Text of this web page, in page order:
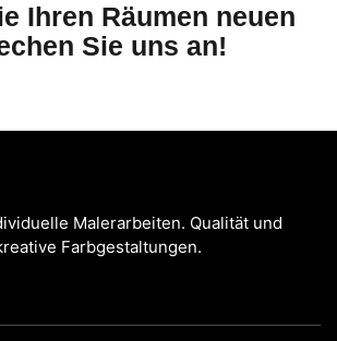
Ihren Räumen neuen
Sie uns an!
Malerarbeiten. Qualität und
Farbgestaltungen.